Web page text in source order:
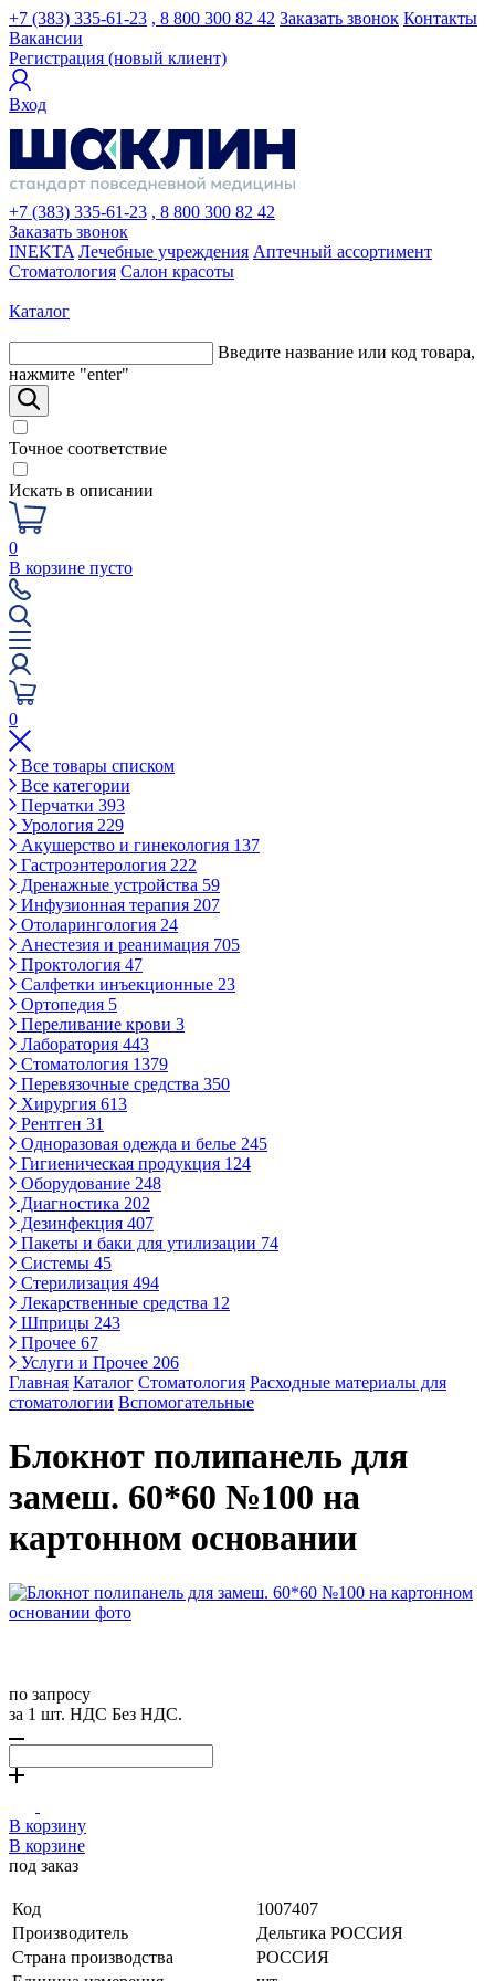
+7 (383) 335-61-23 , 8 800 300 82 42 Заказать звонок Контакты
Вакансии
Регистрация (новый клиент)
Вход
+7 (383) 335-61-23 , 8 800 300 82 42
Заказать звонок
INEKTA Лечебные учреждения Аптечный ассортимент
Стоматология Салон красоты
Каталог
Введите название или код товара,
нажмите "enter"
Точное соответствие
Искать в описании
0
В корзине пусто
0
Все товары списком
Все категории
Перчатки 393
Урология 229
Акушерство и гинекология 137
Гастроэнтерология 222
Дренажные устройства 59
Инфузионная терапия 207
Отоларингология 24
Анестезия и реанимация 705
Проктология 47
Салфетки инъекционные 23
Ортопедия 5
Переливание крови 3
Лаборатория 443
Стоматология 1379
Перевязочные средства 350
Хирургия 613
Рентген 31
Одноразовая одежда и белье 245
Гигиеническая продукция 124
Оборудование 248
Диагностика 202
Дезинфекция 407
Пакеты и баки для утилизации 74
Системы 45
Стерилизация 494
Лекарственные средства 12
Шприцы 243
Прочее 67
Услуги и Прочее 206
Главная Каталог Стоматология Расходные материалы для
стоматологии Вспомогательные
Блокнот полипанель для
замеш. 60*60 №100 на
картонном основании
по запросу
за 1 шт. НДС Без НДС.
В корзину
В корзине
под заказ
Код
1007407
Производитель
Дельтика РОССИЯ
Страна производства
РОССИЯ